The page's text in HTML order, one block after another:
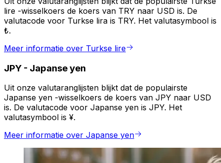
lire -wisselkoers de koers van TRY naar USD is. De
valutacode voor Turkse lira is TRY. Het valutasymbool is
₺.
Meer informatie over Turkse lire
JPY - Japanse yen
Uit onze valutaranglijsten blijkt dat de populairste
Japanse yen -wisselkoers de koers van JPY naar USD
is. De valutacode voor Japanse yen is JPY. Het
valutasymbool is ¥.
Meer informatie over Japanse yen